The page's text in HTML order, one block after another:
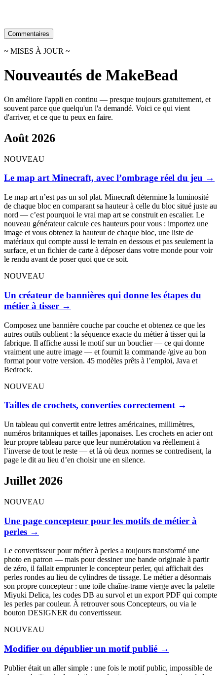
Commentaires
~ MISES À JOUR ~
Nouveautés de MakeBead
On améliore l'appli en continu — presque toujours gratuitement, et
souvent parce que quelqu'un l'a demandé. Voici ce qui vient
d'arriver, et ce que tu peux en faire.
Août 2026
NOUVEAU
Le map art Minecraft, avec l’ombrage réel du jeu →
Le map art n’est pas un sol plat. Minecraft détermine la luminosité
de chaque bloc en comparant sa hauteur à celle du bloc situé juste au
nord — c’est pourquoi le vrai map art se construit en escalier. Le
nouveau générateur calcule ces hauteurs pour vous : importez une
image et vous obtenez la hauteur de chaque bloc, une liste de
matériaux qui compte aussi le terrain en dessous et pas seulement la
surface, et un fichier de carte à déposer dans votre monde pour voir
le rendu avant de poser quoi que ce soit.
NOUVEAU
Un créateur de bannières qui donne les étapes du
métier à tisser →
Composez une bannière couche par couche et obtenez ce que les
autres outils oublient : la séquence exacte du métier à tisser qui la
fabrique. Il affiche aussi le motif sur un bouclier — ce qui donne
vraiment une autre image — et fournit la commande /give au bon
format pour votre version. 45 modèles prêts à l’emploi, Java et
Bedrock.
NOUVEAU
Tailles de crochets, converties correctement →
Un tableau qui convertit entre lettres américaines, millimètres,
numéros britanniques et tailles japonaises. Les crochets en acier ont
leur propre tableau parce que leur numérotation va réellement à
l’inverse de tout le reste — et là où deux normes se contredisent, la
page le dit au lieu d’en choisir une en silence.
Juillet 2026
NOUVEAU
Une page concepteur pour les motifs de métier à
perles →
Le convertisseur pour métier à perles a toujours transformé une
photo en patron — mais pour dessiner une bande originale à partir
de zéro, il fallait emprunter le concepteur perler, qui affichait des
perles rondes au lieu de cylindres de tissage. Le métier a désormais
son propre concepteur : une toile chaîne-trame vierge avec la palette
Miyuki Delica, les codes DB au survol et un export PDF qui compte
les perles par couleur. À retrouver sous Concepteurs, ou via le
bouton DESIGNER du convertisseur.
NOUVEAU
Modifier ou dépublier un motif publié →
Publier était un aller simple : une fois le motif public, impossible de